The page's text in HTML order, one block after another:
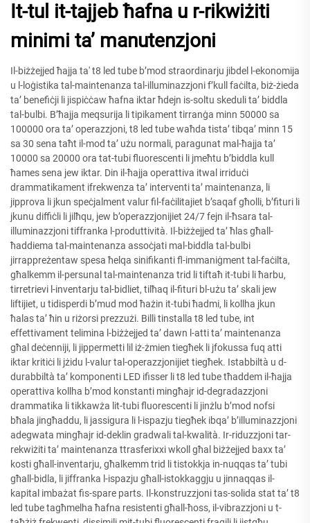
It-tul it-tajjeb ħafna u r-rikwiżiti
minimi ta’ manutenzjoni
Il-biżżejjed ħajja ta' t8 led tube b’mod straordinarju jibdel l-ekonomija
u l-loġistika tal-maintenanza tal-illuminazzjoni f’kull faċilta, biż-żieda
ta’ benefiċji li jispiċċaw ħafna iktar ħdejn is-soltu skeduli ta’ biddla
tal-bulbi. B’ħajja meqsurija li tipikament tirranġa minn 50000 sa
100000 ora ta’ operazzjoni, t8 led tube waħda tista’ tibqa’ minn 15
sa 30 sena taħt il-mod ta’ użu normali, paragunat mal-ħajja ta’
10000 sa 20000 ora tat-tubi fluorescenti li jmeħtu b’biddla kull
ħames sena jew iktar. Din il-ħajja operattiva itwal irriduċi
drammatikament ifrekwenza ta’ interventi ta’ maintenanza, li
jipprova li jkun speċjalment valur fil-faċilitajiet b’saqaf għolli, b’fituri li
jkunu diffiċli li jilħqu, jew b’operazzjonijiet 24/7 fejn il-ħsara tal-
illuminazzjoni tiffranka l-produttività. Il-biżżejjed ta’ ħlas għall-
ħaddiema tal-maintenanza assoċjati mal-biddla tal-bulbi
jirrappreżentaw spesa ħelqa sinifikanti fl-immaniġment tal-faċilta,
għalkemm il-persunal tal-maintenanza trid li tiftaħ it-tubi li ħarbu,
tirretrievi l-inventarju tal-bidliet, tilħaq il-fituri bl-użu ta’ skali jew
liftijiet, u tidisperdi b’mud mod ħażin it-tubi ħadmi, li kollha jkun
ħalas ta’ ħin u riżorsi prezzużi. Billi tinstalla t8 led tube, int
effettivament telimina l-biżżejjed ta’ dawn l-atti ta’ maintenanza
għal deċenniji, li jippermetti lil iż-żmien tiegħek li jfokussa fuq atti
iktar kritiċi li jżidu l-valur tal-operazzjonijiet tiegħek. Istabbiltà u d-
durabbiltà ta’ komponenti LED ifisser li t8 led tube tħaddem il-ħajja
operattiva kollha b’mod konstanti mingħajr id-degradazzjoni
drammatika li tikkawża lit-tubi fluorescenti li jinżlu b’mod nofsi
bħala jingħaddu, li jassigura li l-ispazju tiegħek ibqa’ b’illuminazzjoni
adegwata mingħajr id-deklin gradwali tal-kwalità. Ir-riduzzjoni tar-
rekwiżiti ta’ maintenanza ttrasferixxi wkoll għal biżżejjed baxx ta’
kosti għall-inventarju, għalkemm trid li tistokkja in-nuqqas ta’ tubi
għall-bidla, li jiffranka l-ispazju għall-istokkaggju u jinnaqqas il-
kapital imbażat fis-spare parts. Il-konstruzzjoni tas-solida stat ta’ t8
led tube tagħmelha ħafna resistenti għall-ħoss, il-vibrazzjoni u t-